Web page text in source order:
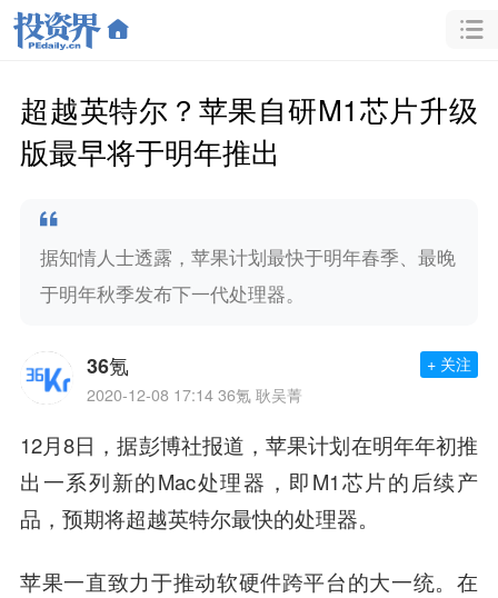
超越英特尔？苹果自研M1芯片升级
版最早将于明年推出
据知情人士透露，苹果计划最快于明年春季、最晚
于明年秋季发布下一代处理器。
36氪
2020-12-08 17:14 36氪 耿吴菁
+ 关注
12月8日，据彭博社报道，苹果计划在明年年初推
出一系列新的Mac处理器，即M1芯片的后续产
品，预期将超越英特尔最快的处理器。
苹果一直致力于推动软硬件跨平台的大一统。在